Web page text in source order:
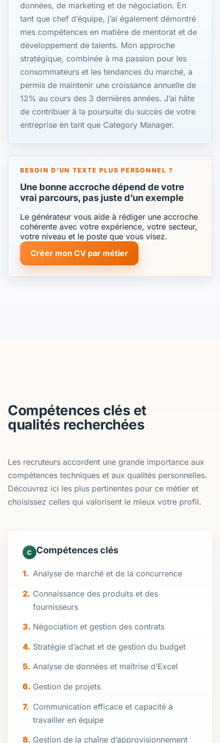
données, de marketing et de négociation. En
tant que chef d’équipe, j’ai également démontré
mes compétences en matière de mentorat et de
développement de talents. Mon approche
stratégique, combinée à ma passion pour les
consommateurs et les tendances du marché, a
permis de maintenir une croissance annuelle de
12% au cours des 3 dernières années. J’ai hâte
de contribuer à la poursuite du succès de votre
entreprise en tant que Category Manager.
BESOIN D’UN TEXTE PLUS PERSONNEL ?
Une bonne accroche dépend de votre
vrai parcours, pas juste d’un exemple
Le générateur vous aide à rédiger une accroche
cohérente avec votre expérience, votre secteur,
votre niveau et le poste que vous visez.
Créer mon CV par métier
Compétences clés et
qualités recherchées
Les recruteurs accordent une grande importance aux
compétences techniques et aux qualités personnelles.
Découvrez ici les plus pertinentes pour ce métier et
choisissez celles qui valorisent le mieux votre profil.
C Compétences clés
Analyse de marché et de la concurrence
Connaissance des produits et des
fournisseurs
Négociation et gestion des contrats
Stratégie d’achat et de gestion du budget
Analyse de données et maîtrise d’Excel
Gestion de projets
Communication efficace et capacité à
travailler en équipe
Gestion de la chaîne d’approvisionnement